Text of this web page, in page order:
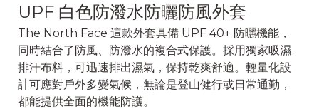
UPF 白色防潑水防曬防風外套
The North Face 這款外套具備 UPF 40+ 防曬機能，
同時結合了防風、防潑水的複合式保護。採用獨家吸濕
排汗布料，可迅速排出濕氣，保持乾爽舒適。輕量化設
計可應對戶外多變氣候，無論是登山健行或日常通勤，
都能提供全面的機能防護。